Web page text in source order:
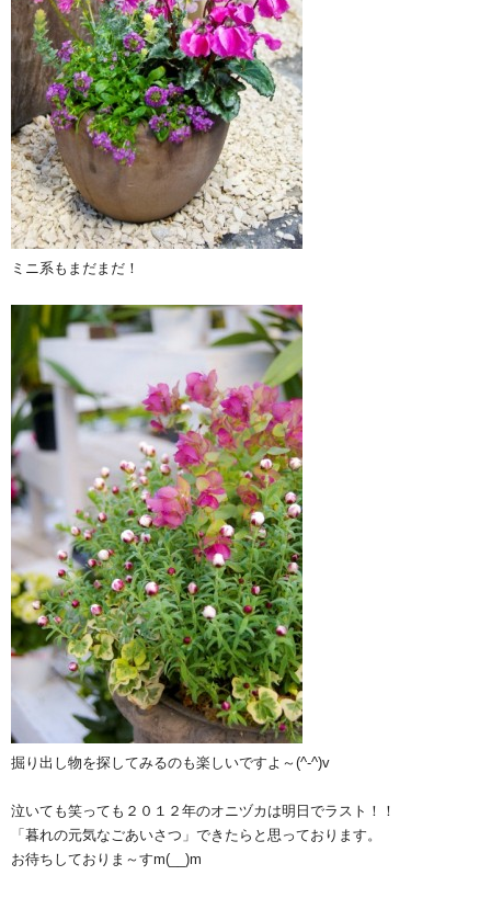
ミニ系もまだまだ！
掘り出し物を探してみるのも楽しいですよ～(^-^)v
泣いても笑っても２０１２年のオニヅカは明日でラスト！！
「暮れの元気なごあいさつ」できたらと思っております。
お待ちしておりま～すm(__)m